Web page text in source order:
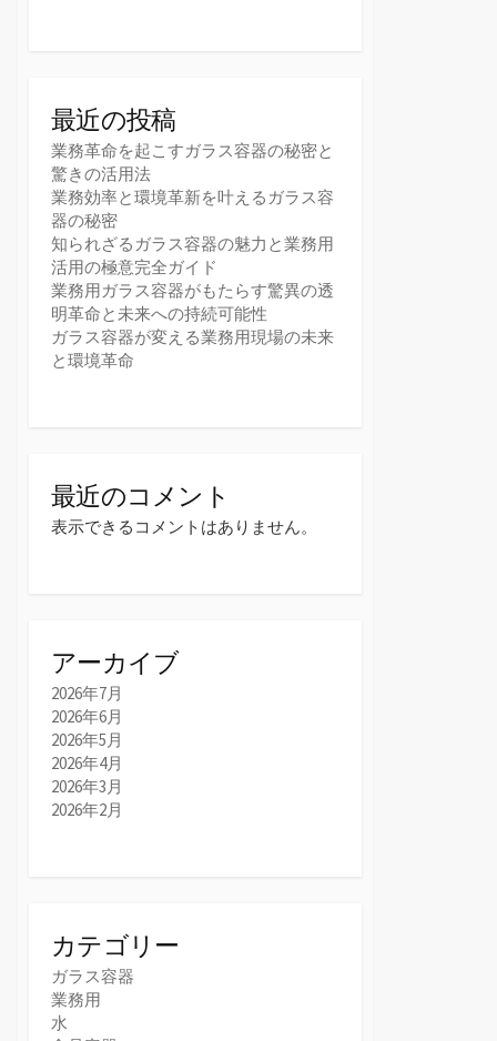
最近の投稿
業務革命を起こすガラス容器の秘密と
驚きの活用法
業務効率と環境革新を叶えるガラス容
器の秘密
知られざるガラス容器の魅力と業務用
活用の極意完全ガイド
業務用ガラス容器がもたらす驚異の透
明革命と未来への持続可能性
ガラス容器が変える業務用現場の未来
と環境革命
最近のコメント
表示できるコメントはありません。
アーカイブ
2026年7月
2026年6月
2026年5月
2026年4月
2026年3月
2026年2月
カテゴリー
ガラス容器
業務用
水